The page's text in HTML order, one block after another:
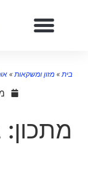
»מזון ומשקאות»אוכל
מאי 25,